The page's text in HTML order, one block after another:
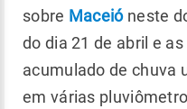
sobre Maceióneste
do dia 21 de abril e
acumulado de chuva
em várias